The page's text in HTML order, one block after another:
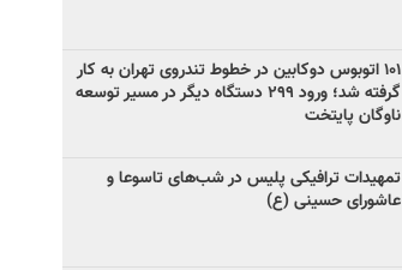
۱۰۱ اتوبوس دوکابین در خطوط تندروی تهران به کار
گرفته شد؛ ورود ۲۹۹ دستگاه دیگر در مسیر توسعه
ناوگان پایتخت
تمهیدات ترافیکی پلیس در شب‌های تاسوعا و
عاشورای حسینی (ع)